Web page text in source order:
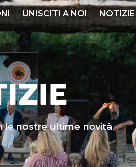
UNISCITI A NOI NOTIZIE
le nostre ultime novità